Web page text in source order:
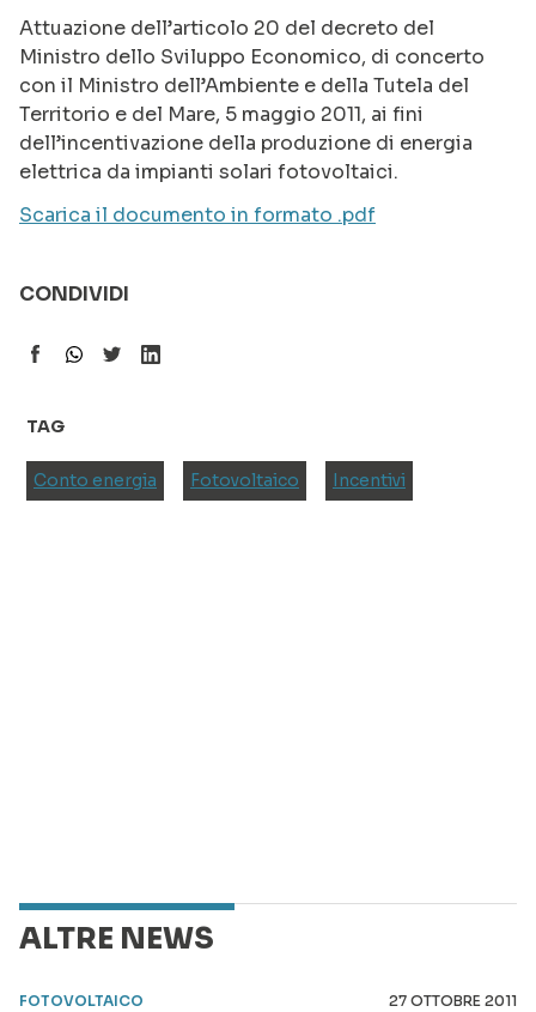
Attuazione dell’articolo 20 del decreto del
Ministro dello Sviluppo Economico, di concerto
con il Ministro dell’Ambiente e della Tutela del
Territorio e del Mare, 5 maggio 2011, ai fini
dell’incentivazione della produzione di energia
elettrica da impianti solari fotovoltaici.
Scarica il documento in formato .pdf
CONDIVIDI
TAG
Conto energia Fotovoltaico Incentivi
ALTRE NEWS
FOTOVOLTAICO 27 OTTOBRE 2011